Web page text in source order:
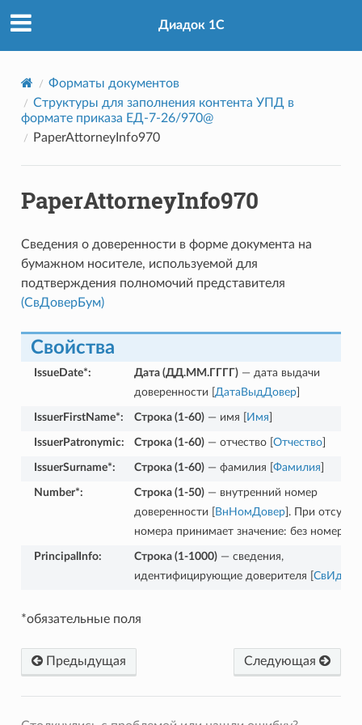
Диадок 1С
Форматы документов
Структуры для заполнения контента УПД в
формате приказа ЕД-7-26/970@
PaperAttorneyInfo970
PaperAttorneyInfo970
Сведения о доверенности в форме документа на
бумажном носителе, используемой для
подтверждения полномочий представителя
(СвДоверБум)
Свойства
IssueDate*: Дата (ДД.ММ.ГГГГ)— дата выдачи
доверенности [ ДатаВыдДовер]
IssuerFirstName*: Строка (1-60)— имя [ Имя
IssuerPatronymic: Строка (1-60)— отчество [ Отчество]
IssuerSurname*: Строка (1-60)— фамилия [ Фамилия
Number*: Строка (1-50)— внутренний номер
доверенности [
ВнНомДовер]. При
номера принимает значение: без номера
PrincipalInfo: Строка (1-1000)— сведения,
идентифицирующие доверителя [
*обязательные поля
Предыдущая Следующая